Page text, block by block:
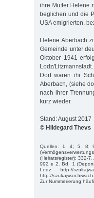
ihre Mutter Helene
beglichen und die
USA emigrierten,
Helene Aberbach
Gemeinde unter
Oktober 1941
Lodz/Litzmannstadt.
Dort waren ihr
Aberbach, (siehe
nach ihrer
kurz wieder.
Stand: August 2017
© Hildegard Thevs
Quellen: 1; 4; 5; 8;
(Heiratsregister); 332-
992 e 2, Bd. 1
Lodz: http://
http://
Zur Nummerierung